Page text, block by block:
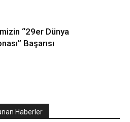
“29er Dünya
Başarısı
Haberler